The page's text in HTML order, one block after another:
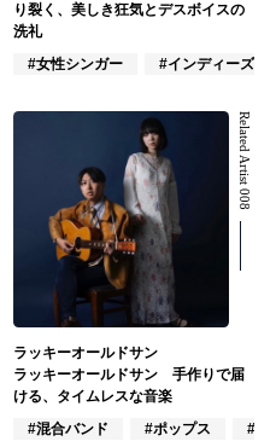
#ポップス
り裂く、美しき狂気とデスボイスの
洗礼
#女性シンガー
#インディーズ
Related Artist 008
ラッキーオールドサン
ラッキーオールドサン 手作りで届
ける、タイムレスな音楽
#混合バンド
#ポップス #J-